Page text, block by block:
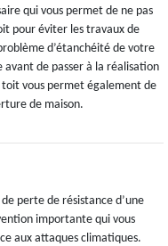
qui vous permet de ne pas
pour éviter les travaux de
d’étanchéité de votre
de passer à la réalisation
vous permet également de
de maison.
perte de résistance d’une
importante qui vous
aux attaques climatiques.